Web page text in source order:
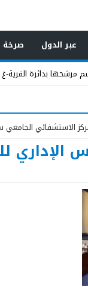
عبر الدول صرخة
مرشحها بدائرة القرية-
الاستشفائي
الإداري